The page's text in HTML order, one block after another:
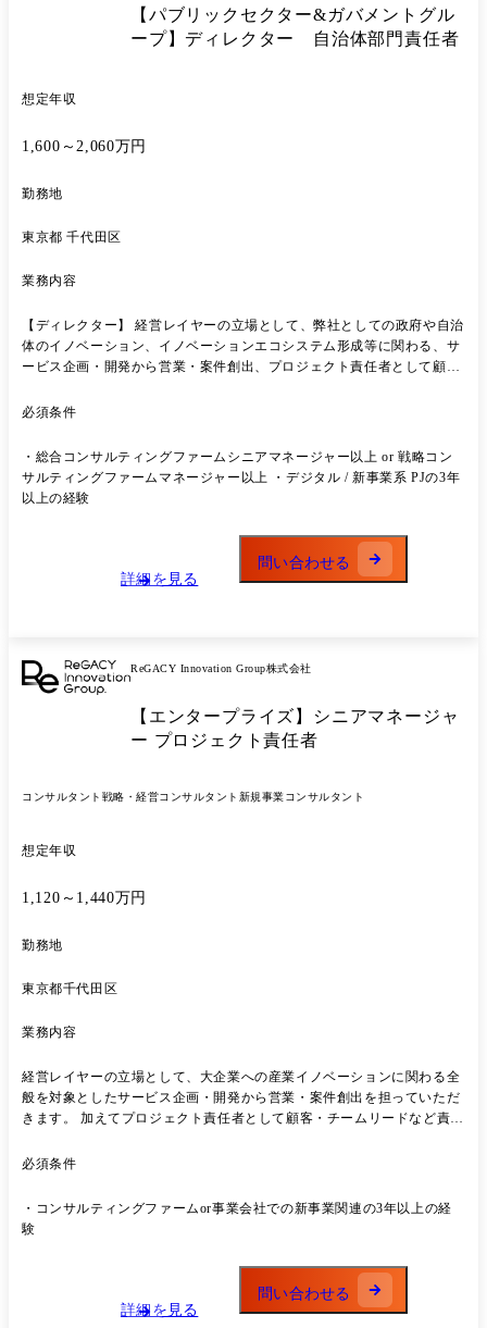
【パブリックセクター&ガバメントグル
ープ】ディレクター 自治体部門責任者
想定年収
1,600～2,060万円
勤務地
東京都 千代田区
業務内容
【ディレクター】 経営レイヤーの立場として、弊社としての政府や自治
体のイノベーション、イノベーションエコシステム形成等に関わる、サ
ービス企画・開発から営業・案件創出、プロジェクト責任者として顧
くとともに、社内の組織や人材の開発などにも関わっていただきたいと
スの改良 ・政府や自治体の多様なプレイヤーを巻き込んだエコシステム
型イノベーションプロジェクト提案や立ち上げ ・プロジェクト統括とし
て社内チームを形成しプロジェクトをディレクション ・自社組織開発や
必須条件
・総合コンサルティングファームシニアマネージャー以上 or 戦略コン
サルティングファームマネージャー以上 ・デジタル / 新事業系 PJの3年
以上の経験
詳細を見る
問い合わせる
ReGACY Innovation Group株式会社
【エンタープライズ】シニアマネージャ
ー プロジェクト責任者
コンサルタント 戦略・経営コンサルタント 新規事業コンサルタント
想定年収
1,120～1,440万円
勤務地
東京都千代田区
業務内容
経営レイヤーの立場として、大企業への産業イノベーションに関わる全
般を対象としたサービス企画・開発から営業・案件創出を担っていただ
きます。 加えてプロジェクト責任者として顧客・チームリードなど責任
人材の開発などにも関わっていただきたいと考えています。 【業務内
企業の多様なイノベーションプロジェクト提案や立ち上げ ・プロジェク
ト統括として社内チームを形成しプロジェクトをディレクション ・自社
必須条件
・コンサルティングファームor事業会社での新事業関連の3年以上の経
験
詳細を見る
問い合わせる